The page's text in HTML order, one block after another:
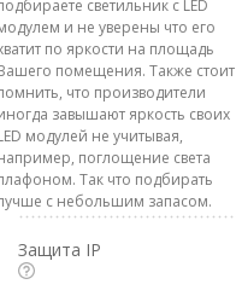
светильник с LED
и не уверены что его
по яркости на площадь
помещения. Также стоит
что производители
завышают яркость своих
модулей не учитывая,
поглощение света
Так что подбирать
с небольшим запасом.
Защита IP